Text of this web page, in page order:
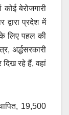
बेरोजगारी
प्रदेश में
लिए पहल की
अर्द्धसरकारी
दिख रहे हैं, वहां
19,500